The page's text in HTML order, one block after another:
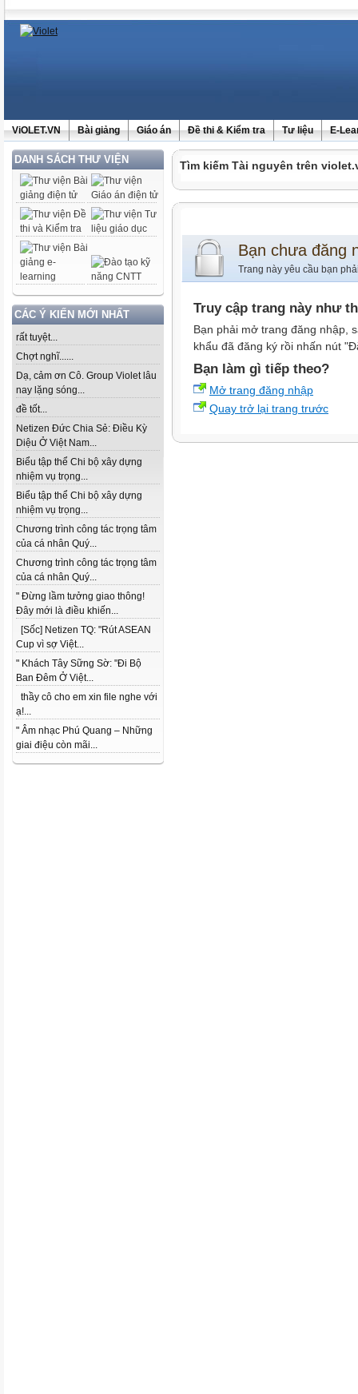
ViOLET.VN Bài giảng Giáo án Đề thi & Kiểm tra Tư liệu E-
DANH SÁCH THƯ VIỆN
CÁC Ý KIẾN MỚI NHẤT
rất tuyệt...
Chợt nghĩ......
Dạ, cảm ơn Cô. Group Violet lâu
nay lặng sóng...
đề tốt...
Netizen Đức Chia Sẻ: Điều Kỳ
Diệu Ở Việt Nam...
Biểu tập thể Chi bộ xây dựng
nhiệm vụ trọng...
Biểu tập thể Chi bộ xây dựng
nhiệm vụ trọng...
Chương trình công tác trọng tâm
của cá nhân Quý...
Chương trình công tác trọng tâm
của cá nhân Quý...
" Đừng lầm tưởng giao thông!
Đây mới là điều khiến...
[Sốc] Netizen TQ: "Rút ASEAN
Cup vì sợ Việt...
" Khách Tây Sững Sờ: "Đi Bộ
Ban Đêm Ở Việt...
thầy cô cho em xin file nghe với
ạ!...
" Âm nhạc Phú Quang – Những
giai điệu còn mãi...
Tìm kiếm Tài nguyên trên
Bạn chưa đăng
Trang này yêu cầu bạn
Truy cập trang này như
Bạn phải mở trang đăng nhập,
khẩu đã đăng ký rồi nhấn nút
Bạn làm gì tiếp theo?
Mở trang đăng nhập
Quay trở lại trang trước